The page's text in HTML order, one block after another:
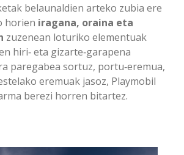
belaunaldien arteko zubia ere
horien iragana, oraina eta
zuzenean loturiko elementuak
hiri‑ eta gizarte‑garapena
paregabea sortuz, portu‑eremua,
eremuak jasoz, Playmobil
berezi horren bitartez.